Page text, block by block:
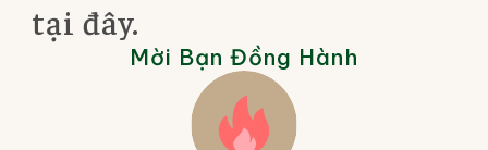
tại đây.
Mời Bạn Đồng Hành